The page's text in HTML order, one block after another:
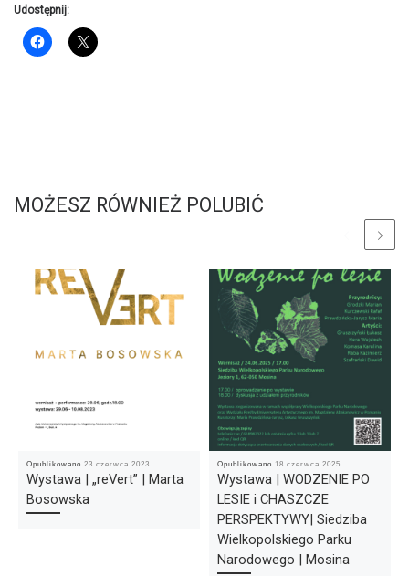
Udostępnij:
MOŻESZ RÓWNIEŻ POLUBIĆ
Opublikowano 23 czerwca 2023
Wystawa | „reVert” | Marta
Bosowska
Opublikowano 18 czerwca 2025
Wystawa | WODZENIE PO
LESIE i CHASZCZE
PERSPEKTYWY| Siedziba
Wielkopolskiego Parku
Narodowego | Mosina